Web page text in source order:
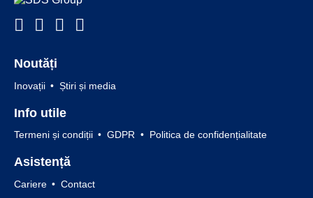
Noutăți
Inovații Știri și media
Info utile
Termeni și condiții GDPR Politica de confidențialitate
Asistență
Cariere Contact